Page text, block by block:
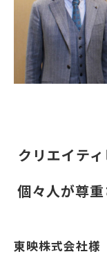
お役立ち情報
導入事例
クリエイテ
個々人が尊
東映株式会社様